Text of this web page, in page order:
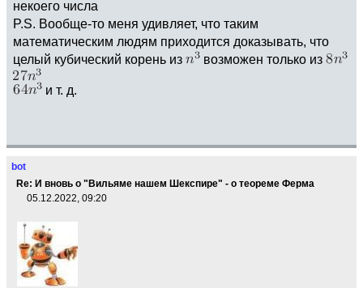
некоего числа
P.S. Вообще-то меня удивляет, что таким
математическим людям приходится доказывать, что
целый кубический корень из
возможен только из
и т. д.
bot
Re: И вновь о "Вильяме нашем Шекспире" - о теореме Ферма
05.12.2022, 09:20